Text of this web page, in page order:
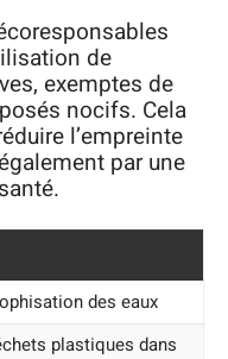
de
exemptes de
nocifs. Cela
l’empreinte
par une
des eaux
plastiques dans